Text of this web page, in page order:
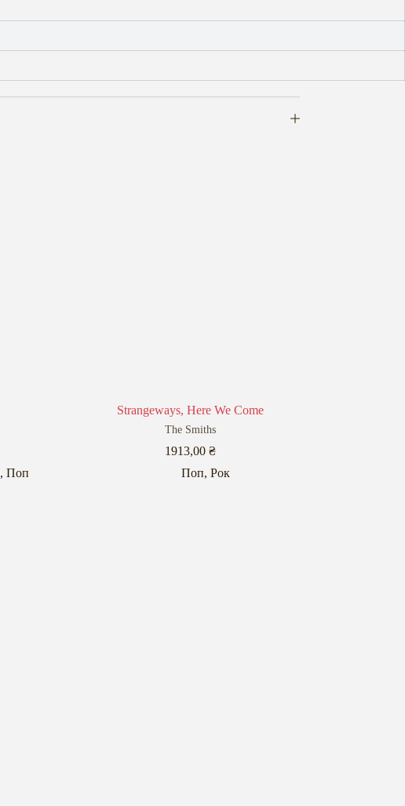
, Поп
Strangeways, Here We Come
The Smiths
1913,00 ₴
Поп,Рок